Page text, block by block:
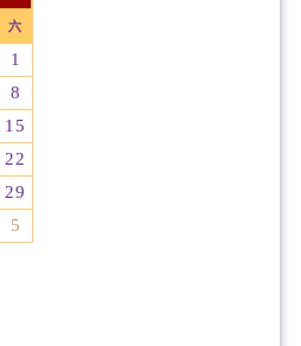
六
1
8
15
22
29
5